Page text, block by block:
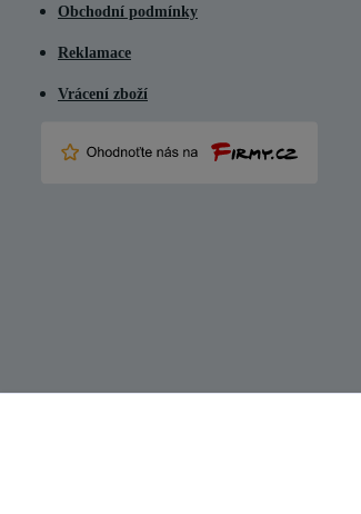
Obchodní podmínky
Reklamace
Vrácení zboží